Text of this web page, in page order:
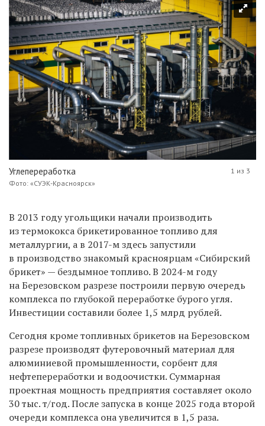
Углепереработка
Фото: «СУЭК-Красноярск»
1 из 3
В 2013 году угольщики начали производить
из термококса брикетированное топливо для
металлургии, а в 2017-м здесь запустили
в производство знакомый красноярцам «Сибирский
брикет» — бездымное топливо. В 2024-м году
на Березовском разрезе построили первую очередь
комплекса по глубокой переработке бурого угля.
Инвестиции составили более 1,5 млрд рублей.
Сегодня кроме топливных брикетов на Березовском
разрезе производят футеровочный материал для
алюминиевой промышленности, сорбент для
нефтепереработки и водоочистки. Суммарная
проектная мощность предприятия составляет около
30 тыс. т/год. После запуска в конце 2025 года второй
очереди комплекса она увеличится в 1,5 раза.